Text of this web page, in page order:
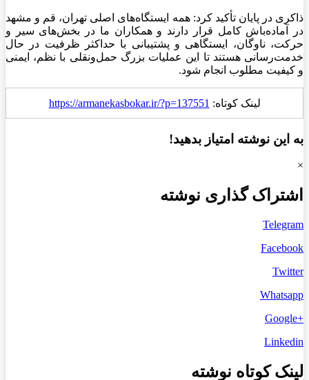
ذاکری در پایان تأکید کرد: همه ایستگاه‌های اصلی تهران، قم و مشهد
در آماده‌باش کامل قرار دارند و همکاران ما در بخش‌های سیر و
حرکت، ناوگان، ایستگاهی و پشتیبانی با حداکثر ظرفیت در حال
خدمت‌رسانی هستند تا این عملیات بزرگ حمل‌ونقلی با نظم، ایمنی
و کیفیت مطلوب انجام شود.
لینک کوتاه: https://armanekasbokar.ir/?p=137551
به این نوشته امتیاز بدهید!
×
اشتراک گذاری نوشته
Telegram
Facebook
Twitter
Whatsapp
+Google
Linkedin
لینک کوتاه نوشته